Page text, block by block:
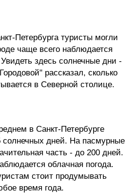
Петербурга туристы могли
чаще всего наблюдается
здесь солнечные дни -
рассказал, сколько
в Северной столице.
в Санкт-Петербурге
солнечных дней. На пасмурные
часть - до 200 дней.
облачная погода.
стоит продумывать
время года.